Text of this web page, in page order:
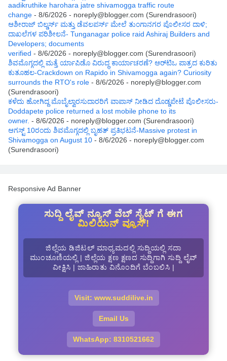
aadikruthike harohara jatre shivamogga traffic route
change - 8/6/2026 - noreply@blogger.com (Surendrasoori)
ಆಶೀರಾಜ್ ಬಿಲ್ಡರ್ಸ್ ಮತ್ತು ಡೆವಲಪರ್ಸ್ ಮೇಲೆ ತುಂಗಾನಗರ ಪೊಲೀಸರ ದಾಳಿ;
ದಾಖಲೆಗಳ ಪರಿಶೀಲನೆ- Tunganagar police raid Ashiraj Builders and
Developers; documents
verified - 8/6/2026 - noreply@blogger.com (Surendrasoori)
ಶಿವಮೊಗ್ಗದಲ್ಲಿ ಮತ್ತೆ ರ್ಯಾಪಿಡೊ ವಿರುದ್ಧ ಕಾರ್ಯಾಚರಣೆ? ಆರ್‌ಟಿಒ ಪಾತ್ರದ ಕುರಿತು
ಕುತೂಹಲ-Crackdown on Rapido in Shivamogga again? Curiosity
surrounds the RTO's role - 8/6/2026 - noreply@blogger.com
(Surendrasoori)
ಕಳೆದು ಹೋಗಿದ್ದ ಮೊಬೈಲ್ವಾರಸುದಾರರಿಗೆ ವಾಪಾಸ್ ನೀಡಿದ ದೊಡ್ಡಪೇಟೆ ಪೊಲೀಸರು-
Doddapete police returned a lost mobile phone to its
owner. - 8/6/2026 - noreply@blogger.com (Surendrasoori)
ಆಗಸ್ಟ್‌ 10ರಂದು ಶಿವಮೊಗ್ಗದಲ್ಲಿ ಬೃಹತ್ ಪ್ರತಿಭಟನೆ-Massive protest in
Shivamogga on August 10 - 8/6/2026 - noreply@blogger.com
(Surendrasoori)
Responsive Ad Banner
ಸುದ್ದಿ ಲೈವ್ ನ್ಯೂಸ್ ವೆಬ್ ಸೈಟ್ ಗೆ ಈಗ
ಮಿಲಿಯನ್ ವ್ಯೂಸ್!
ಜಿಲ್ಲೆಯ ಡಿಜಿಟಲ್ ಮಾಧ್ಯಮದಲ್ಲಿ ಸುದ್ದಿಯಲ್ಲಿ ಸದಾ
ಮುಂಚೂಣಿಯಲ್ಲಿ | ಜಿಲ್ಲೆಯ ಕ್ಷಣ ಕ್ಷಣದ ಸುದ್ದಿಗಾಗಿ ಸುದ್ದಿ ಲೈವ್
ವೀಕ್ಷಿಸಿ | ಜಾಹಿರಾತು ವಿನೊಂದಿಗೆ ಬೆಂಬಲಿಸಿ |
Visit: www.suddilive.in
Email Us
WhatsApp: 8310521662